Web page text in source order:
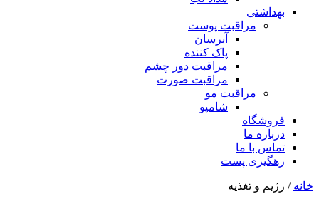
بهداشتی
مراقبت پوست
آبرسان
پاک کننده
مراقبت دور چشم
مراقبت صورت
مراقبت مو
شامپو
فروشگاه
درباره ما
تماس با ما
رهگیری پست
خانه / رژیم و تغذیه